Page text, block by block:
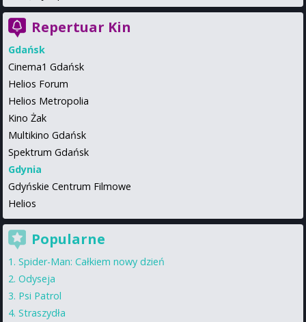
Repertuar Kin
Gdańsk
Cinema1 Gdańsk
Helios Forum
Helios Metropolia
Kino Żak
Multikino Gdańsk
Spektrum Gdańsk
Gdynia
Gdyńskie Centrum Filmowe
Helios
Popularne
Spider-Man: Całkiem nowy dzień
Odyseja
Psi Patrol
Straszydła